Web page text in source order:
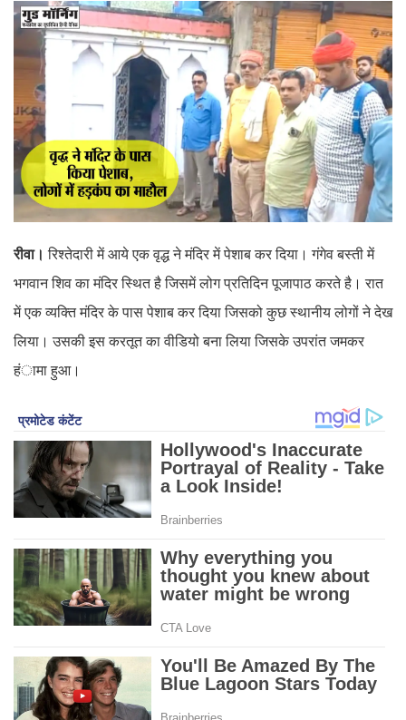
रीवा।रिश्तेदारी में आये एक वृद्ध ने मंदिर में पेशाब कर दिया। गंगेव बस्ती में
भगवान शिव का मंदिर स्थित है जिसमें लोग प्रतिदिन पूजापाठ करते है। रात
में एक व्यक्ति मंदिर के पास पेशाब कर दिया जिसको कुछ स्थानीय लोगों ने देख
लिया। उसकी इस करतूत का वीडियो बना लिया जिसके उपरांत जमकर
हंामा हुआ।